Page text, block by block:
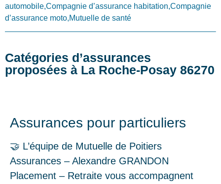
automobile,Compagnie d’assurance habitation,Compagnie
d’assurance moto,Mutuelle de santé
Catégories d’assurances
proposées à La Roche-Posay 86270
Assurances pour particuliers
🤝 L’équipe de Mutuelle de Poitiers
Assurances – Alexandre GRANDON
Placement – Retraite vous accompagnent